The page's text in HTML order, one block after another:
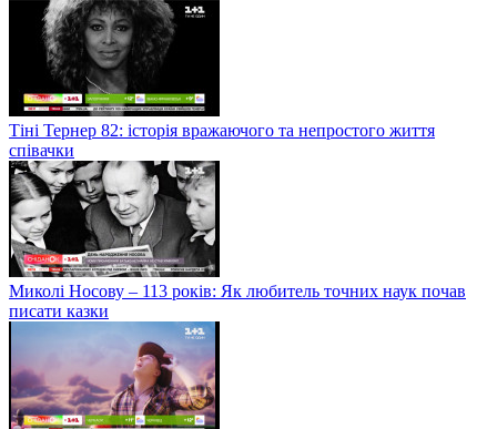
Тіні Тернер 82: історія вражаючого та непростого життя
співачки
Миколі Носову – 113 років: Як любитель точних наук почав
писати казки